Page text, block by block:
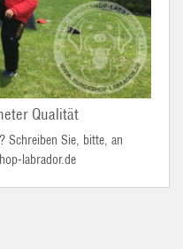
Qualität
Schreiben Sie, bitte, an
labrador.de